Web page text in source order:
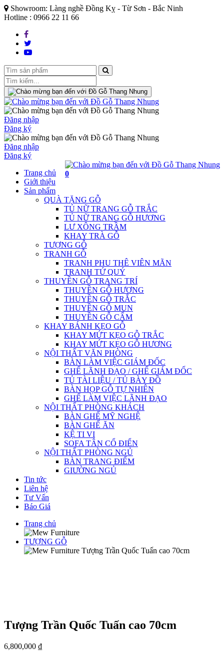
Showroom: Làng nghề Đồng Kỵ - Từ Sơn - Bắc Ninh
Hotline : 0966 22 11 66
Đăng nhập
Đăng ký
Đăng nhập
Đăng ký
0
Trang chủ
Giới thiệu
Sản phẩm
QUÀ TẶNG GỖ
TỦ NỮ TRANG GỖ TRẮC
TỦ NỮ TRANG GỖ HƯƠNG
LƯ XÔNG TRẦM
KHAY TRÀ GỖ
TƯỢNG GỖ
TRANH GỖ
TRANH PHU THÊ VIÊN MÃN
TRANH TỨ QUÝ
THUYỀN GỖ TRANG TRÍ
THUYỀN GỖ HƯƠNG
THUYỀN GỖ TRẮC
THUYỀN GỖ MUN
THUYỀN GỖ CẨM
KHAY BÁNH KẸO GỖ
KHAY MỨT KẸO GỖ TRẮC
KHAY MỨT KẸO GỖ HƯƠNG
NỘI THẤT VĂN PHÒNG
BÀN LÀM VIỆC GIÁM ĐỐC
GHẾ LÃNH ĐẠO / GHẾ GIÁM ĐỐC
TỦ TÀI LIỆU / TỦ BÀY ĐỒ
BÀN HỌP GỖ TỰ NHIÊN
GHẾ LÀM VIỆC LÃNH ĐẠO
NỘI THẤT PHÒNG KHÁCH
BÀN GHẾ MỸ NGHỆ
BÀN GHẾ ĂN
KỆ TI VI
SOFA TÂN CỔ ĐIỂN
NỘI THẤT PHÒNG NGỦ
BÀN TRANG ĐIỂM
GIƯỜNG NGỦ
Tin tức
Liên hệ
Tư Vấn
Báo Giá
Trang chủ
TƯỢNG GỖ
Tượng Trần Quốc Tuấn cao 70cm
Tượng Trần Quốc Tuấn cao 70cm
6,800,000 ₫